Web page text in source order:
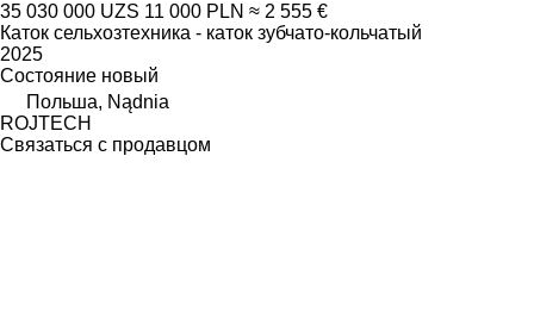
35 030 000 UZS 11 000 PLN ≈ 2 555 €
Каток сельхозтехника - каток зубчато-кольчатый
2025
Состояние новый
Польша, Nądnia
ROJTECH
Связаться с продавцом